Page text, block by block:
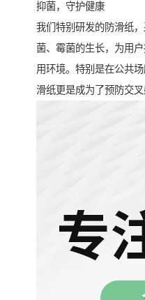
抑菌，守护健康
我们特别研发的防滑纸
菌、霉菌的生长，为用
用环境。特别是在公共
滑纸更是成为了预防交叉